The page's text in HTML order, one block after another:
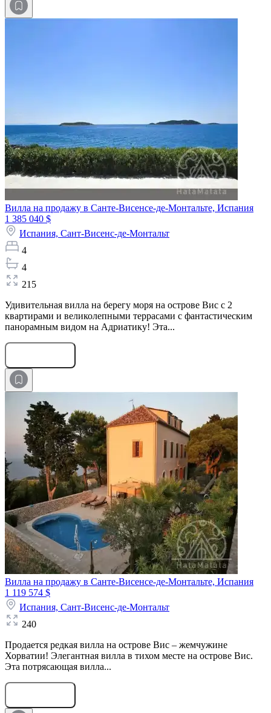
Вилла на продажу в Санте-Висенсе-де-Монтальте, Испания
1 385 040 $
Испания, Сант-Висенс-де-Монтальт
4
4
215
Удивительная вилла на берегу моря на острове Вис с 2
квартирами и великолепными террасами с фантастическим
панорамным видом на Адриатику! Эта...
Вилла на продажу в Санте-Висенсе-де-Монтальте, Испания
1 119 574 $
Испания, Сант-Висенс-де-Монтальт
240
Продается редкая вилла на острове Вис – жемчужине
Хорватии! Элегантная вилла в тихом месте на острове Вис.
Эта потрясающая вилла...